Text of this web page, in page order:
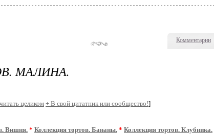
Комментарии
МАЛИНА.
целиком+ В свой цитатник или сообщество!]
Вишня. * Коллекция тортов. Бананы. * Коллекция тортов. Клубника.